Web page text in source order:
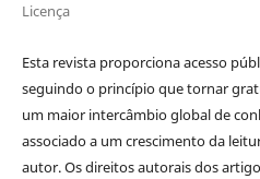
Licença
Esta revista proporciona acesso
seguindo o princípio que tornar
um maior intercâmbio global de
associado a um crescimento da
autor. Os direitos autorais dos